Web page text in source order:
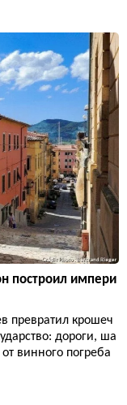
построил импери
превратил крошеч
дороги, ша
винного погреба